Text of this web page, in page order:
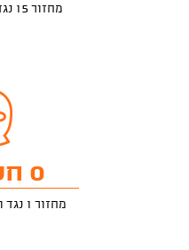
מחזור 15 נגד מכבי ת"א בחוץ
0 חטיפות
מחזור 1 נגד הפועל אילת בחוץ